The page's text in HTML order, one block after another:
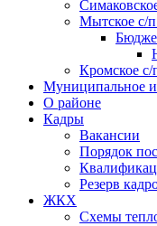
Мытское с/
Кромское с/
Муниципальное
О районе
Кадры
Вакансии
Порядок
Резерв
ЖКХ
Схемы